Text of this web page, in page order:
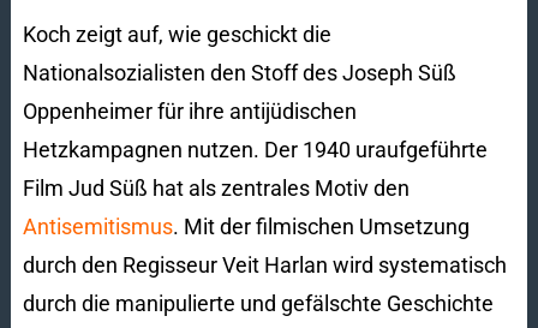
Koch zeigt auf, wie geschickt die
Nationalsozialisten den Stoff des Joseph Süß
Oppenheimer für ihre antijüdischen
Hetzkampagnen nutzen. Der 1940 uraufgeführte
Film Jud Süß hat als zentrales Motiv den
Antisemitismus. Mit der filmischen Umsetzung
durch den Regisseur Veit Harlan wird systematisch
durch die manipulierte und gefälschte Geschichte